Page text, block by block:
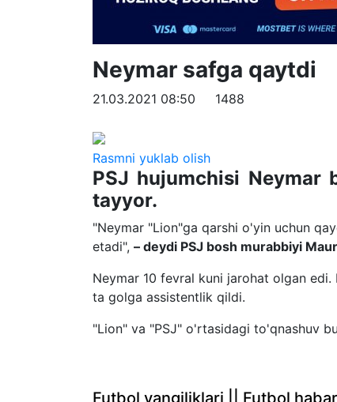
Neymar safga qaytdi
21.03.2021 08:50 1488
Rasmni yuklab olish
PSJ hujumchisi Neymar
tayyor.
"Neymar "Lion"ga qarshi o'yin uchun
etadi", – deydi PSJ bosh murabbiyi
Neymar 10 fevral kuni jarohat olgan
ta golga assistentlik qildi.
"Lion" va "PSJ" o'rtasidagi to'qnashuv
Futbol yangiliklari || Futbol